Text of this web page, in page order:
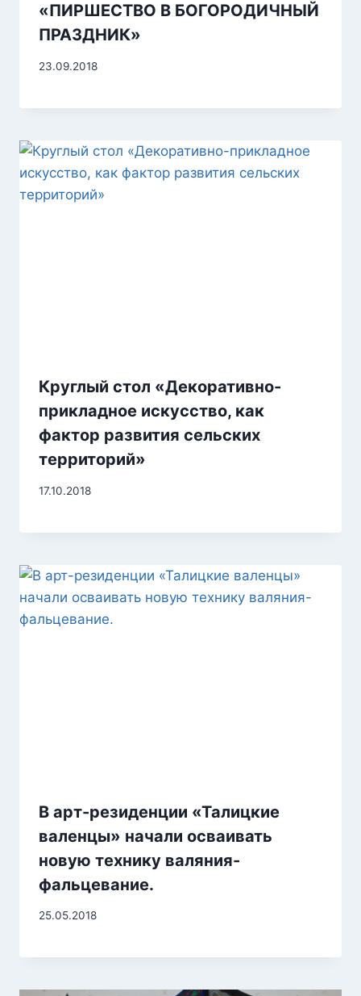
«ПИРШЕСТВО В БОГОРОДИЧНЫЙ
ПРАЗДНИК»
23.09.2018
Круглый стол «Декоративно-
прикладное искусство, как
фактор развития сельских
территорий»
17.10.2018
В арт-резиденции «Талицкие
валенцы» начали осваивать
новую технику валяния-
фальцевание.
25.05.2018